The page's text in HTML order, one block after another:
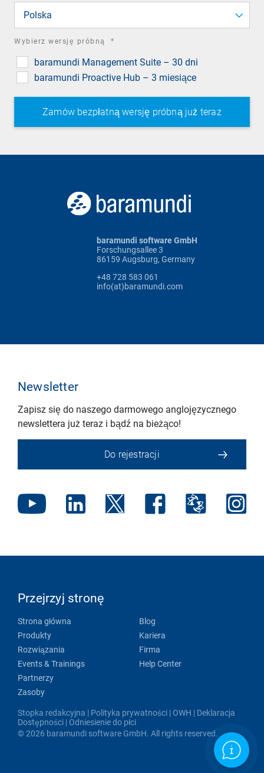
Polska
Wybierz wersję próbną *
baramundi Management Suite – 30 dni
baramundi Proactive Hub – 3 miesiące
baramundi software GmbH
Forschungsallee 3
86159 Augsburg, Germany
+48 728 583 061
info(at)baramundi.com
Newsletter
Zapisz się do naszego darmowego anglojęzycznego
newslettera już teraz i bądź na bieżąco!
Do rejestracji
Przejrzyj stronę
Strona główna
Produkty
Rozwiązania
Events & Trainings
Partnerzy
Zasoby
Blog
Kariera
Firma
Help Center
Stopka redakcyjna | Polityka prywatności | OWH | Deklaracja
Dostępności | Odniesienie do płci
© 2026 baramundi software GmbH. All rights reserved.